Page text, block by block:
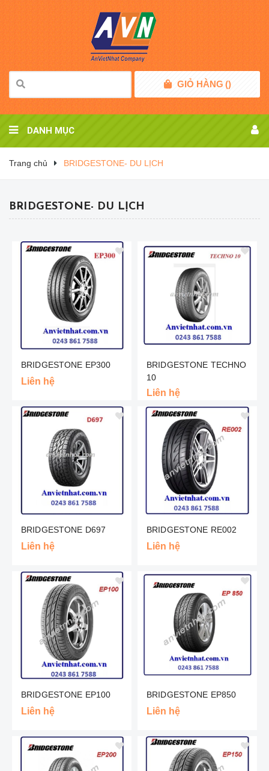
GIỎ HÀNG ()
DANH MỤC
Trang chủ BRIDGESTONE- DU LỊCH
BRIDGESTONE- DU LỊCH
BRIDGESTONE EP300
Liên hệ
BRIDGESTONE TECHNO
10
Liên hệ
BRIDGESTONE D697
Liên hệ
BRIDGESTONE RE002
Liên hệ
BRIDGESTONE EP100
Liên hệ
BRIDGESTONE EP850
Liên hệ